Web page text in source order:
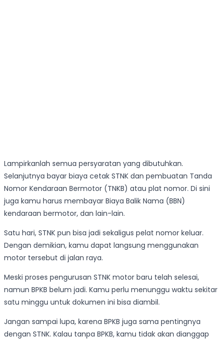
Lampirkanlah semua persyaratan yang dibutuhkan.
Selanjutnya bayar biaya cetak STNK dan pembuatan Tanda
Nomor Kendaraan Bermotor (TNKB) atau plat nomor. Di sini
juga kamu harus membayar Biaya Balik Nama (BBN)
kendaraan bermotor, dan lain-lain.
Satu hari, STNK pun bisa jadi sekaligus pelat nomor keluar.
Dengan demikian, kamu dapat langsung menggunakan
motor tersebut di jalan raya.
Meski proses pengurusan STNK motor baru telah selesai,
namun BPKB belum jadi. Kamu perlu menunggu waktu sekitar
satu minggu untuk dokumen ini bisa diambil.
Jangan sampai lupa, karena BPKB juga sama pentingnya
dengan STNK. Kalau tanpa BPKB, kamu tidak akan dianggap